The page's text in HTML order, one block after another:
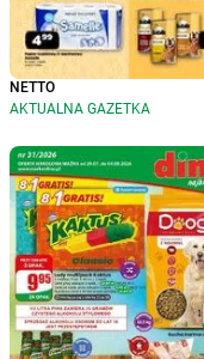
NETTO
AKTUALNA GAZETKA